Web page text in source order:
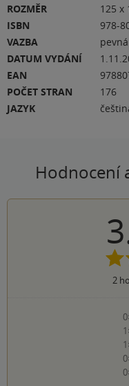
ROZMĚR
125 x
ISBN
978-
VAZBA
DATUM VYDÁNÍ
EAN
POČET STRAN
176
JAZYK
Hodnocení
2